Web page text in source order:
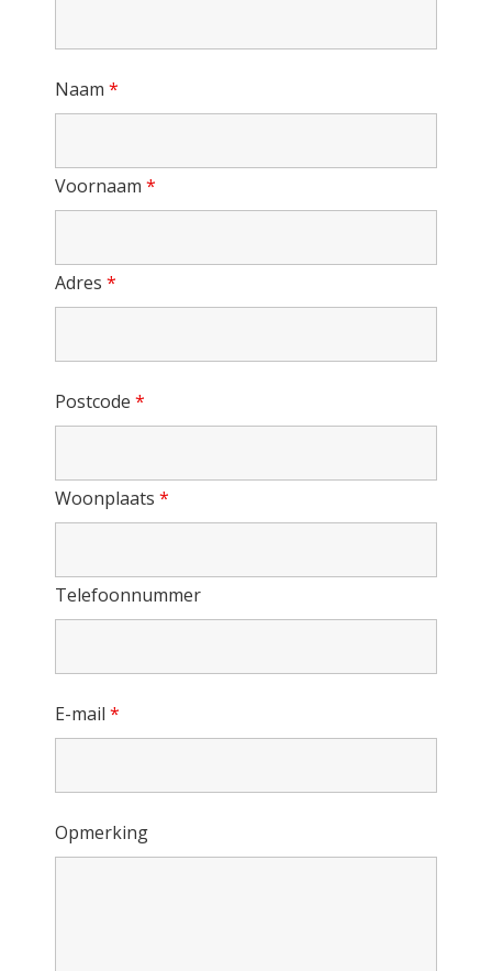
Naam *
Voornaam *
Adres *
Postcode *
Woonplaats *
Telefoonnummer
E-mail *
Opmerking